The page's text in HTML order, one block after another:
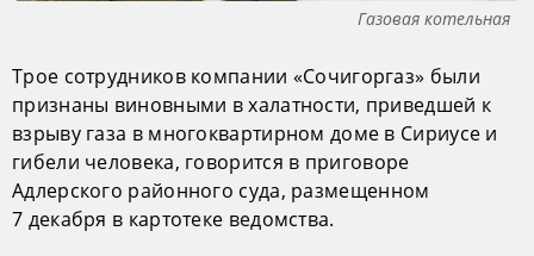
Газовая котельная
Трое сотрудников компании «Сочигоргаз» были
признаны виновными в халатности, приведшей к
взрыву газа в многоквартирном доме в Сириусе и
гибели человека, говорится в приговоре
Адлерского районного суда, размещенном
7 декабря в картотеке ведомства.